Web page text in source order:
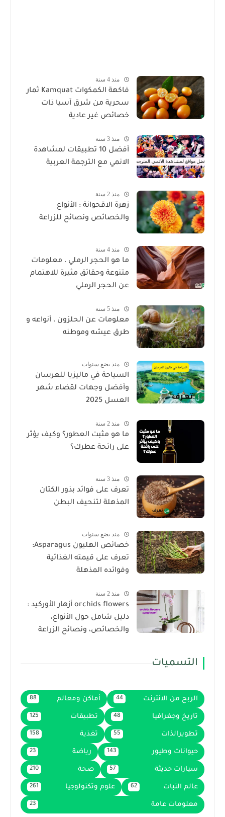
منذ 4 سنة
فاكهة الكمكوات Kamquat ثمار
سحرية من شرق آسيا ذات
خصائص غير عادية
منذ 3 سنة
أفضل 10 تطبيقات لمشاهدة
الانمي مع الترجمة العربية
منذ 2 سنة
زهرة الاقحوانة : الأنواع
والخصائص ونصائح للزراعة
منذ 4 سنة
ما هو الحجر الرملي ، معلومات
متنوعة وحقائق مثيرة للاهتمام
عن الحجر الرملي
منذ 5 سنة
معلومات عن الحلزون ، أنواعه و
طرق عيشه وموطنه
منذ بضع سنوات
السياحة في ماليزيا للعرسان
وأفضل وجهات لقضاء شهر
العسل 2025
منذ 2 سنة
ما هو مثبت العطور؟ وكيف يؤثر
على رائحة عطرك؟
منذ 3 سنة
تعرف على فوائد بذور الكتان
المذهلة لتنحيف البطن
منذ بضع سنوات
خصائص الهليون Asparagus:
تعرف على قيمته الغذائية
وفوائده المذهلة
منذ 2 سنة
orchids flowers أزهار الأوركيد :
دليل شامل حول الأنواع،
والخصائص، ونصائح الزراعة
التسميات
الربح من الانترنت 44 أماكن ومعالم 88
تاريخ وجغرافيا 48 تطبيقات 125
تطويرالذات 55 تغذية 158
حيوانات وطيور 143 رياضة 23
سيارات حديثة 57 صحة 210
عالم النبات 62 علوم وتكنولوجيا 261
معلومات عامة 23